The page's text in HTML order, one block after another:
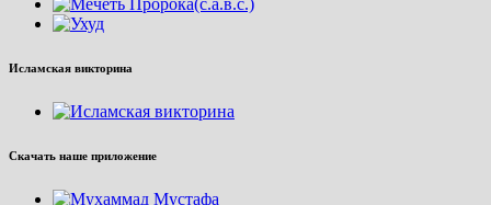
Исламская викторина
Скачать наше приложение